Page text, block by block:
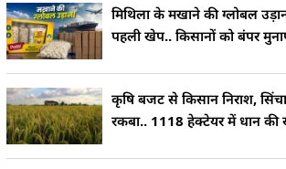
मिथिला के मखाने की ग्लोबल
पहली खेप.. किसानों को बंपर
कृषि बजट से किसान निराश,
रकबा.. 1118 हेक्टेयर में धान की